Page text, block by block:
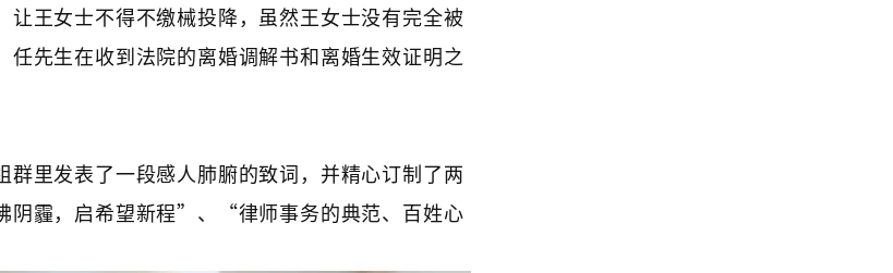
王女士不得不缴械投降，虽然王女士没有完全被
先生在收到法院的离婚调解书和离婚生效证明之
里发表了一段感人肺腑的致词，并精心订制了两
阴霾，启希望新程”、“律师事务的典范、百姓心